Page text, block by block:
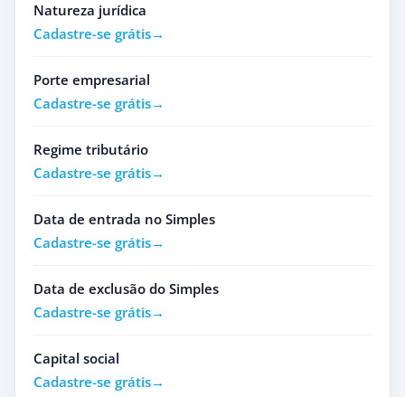
Natureza jurídica
Cadastre-se grátis
Porte empresarial
Cadastre-se grátis
Regime tributário
Cadastre-se grátis
Data de entrada no Simples
Cadastre-se grátis
Data de exclusão do Simples
Cadastre-se grátis
Capital social
Cadastre-se grátis